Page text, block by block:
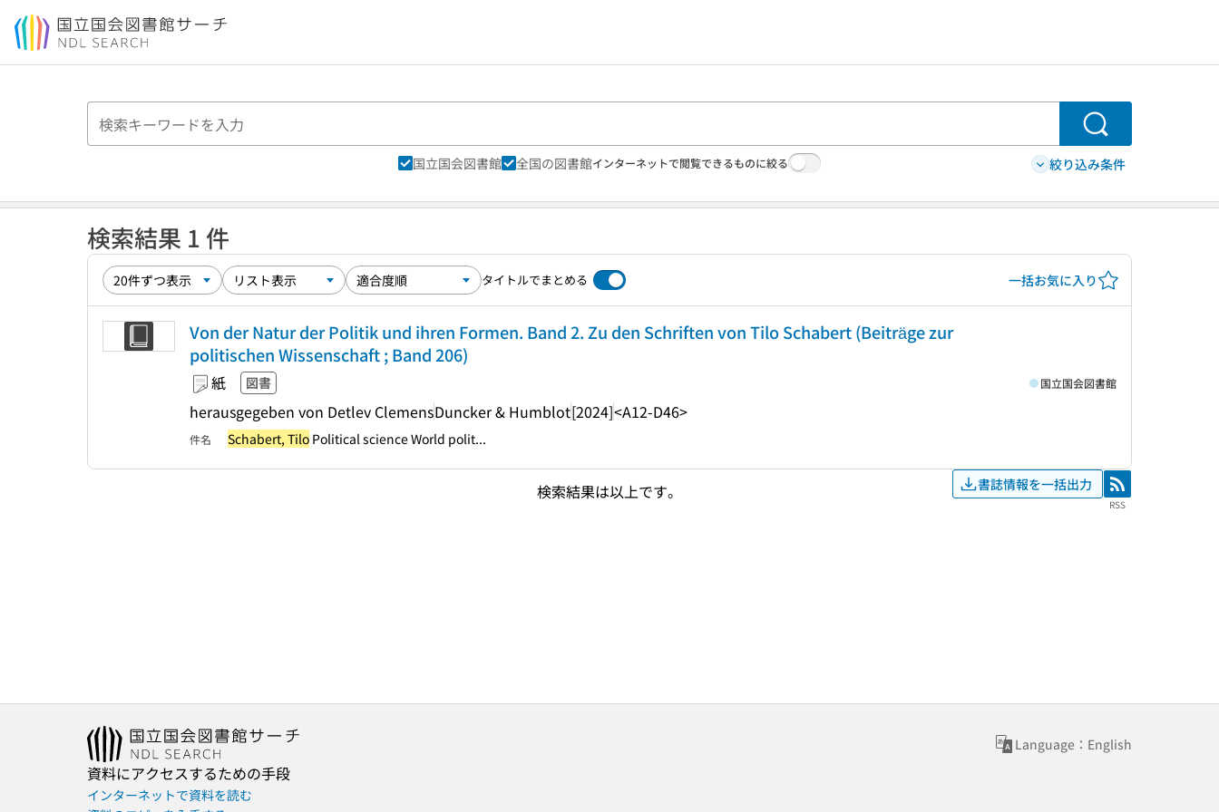
本文へ移動
検索
国立国会図書館 全国の図書館インターネットで閲覧できるものに絞る 絞り込み条件
検索結果 1 件
タイトルでまとめる 一括お気に入り
Von der Natur der Politik und ihren Formen. Band 2. Zu den Schriften von Tilo Schabert (Beiträge zur
politischen Wissenschaft ; Band 206)
紙 図書
herausgegeben von Detlev ClemensDuncker & Humblot[2024]<A12-D46>
国立国会図書館
件名 Schabert, Tilo Political science World polit...
検索結果は以上です。 書誌情報を一括出力 RSS
RSS
Language：English
資料にアクセスするための手段
インターネットで資料を読む